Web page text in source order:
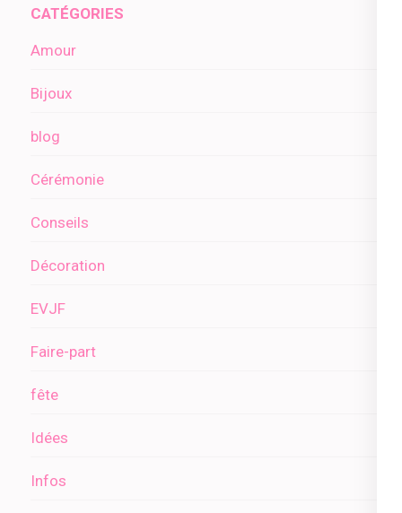
CATÉGORIES
Amour
Bijoux
blog
Cérémonie
Conseils
Décoration
EVJF
Faire-part
fête
Idées
Infos